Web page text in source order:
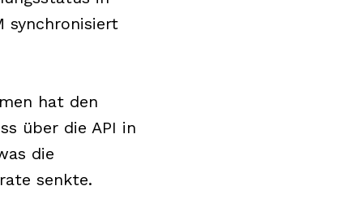
synchronisiert
hat den
über die API in
die
senkte.